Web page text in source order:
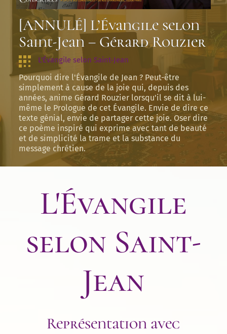
[ANNULÉ] L’Évangile selon
Saint-Jean – Gérard Rouzier
L'Évangile selon Saint-Jean
Pourquoi dire l'Évangile de Jean ? Peut-être
simplement à cause de la joie qui, depuis des
années, anime Gérard Rouzier lorsqu'il se dit à lui-
même le Prologue de cet Évangile. Envie de dire ce
texte génial, envie de partager cette joie. Oser dire
ce poème inspiré qui exprime avec tant de beauté
et de simplicité la trame et la substance du
message chrétien.
L'Évangile
selon Saint-
Jean
Représentation avec